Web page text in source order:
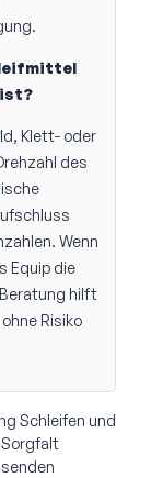
Klett- oder
des
Wenn
Equip die
hilft
Risiko
Schleifen und
Sorgfalt